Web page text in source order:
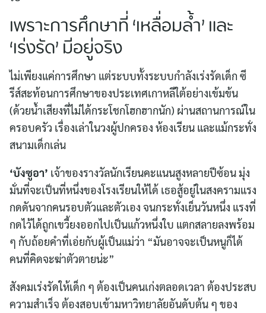
เพราะการศึกษาที่ ‘เหลื่อมล้ำ’ และ
‘เร่งรัด’ มีอยู่จริง
ไม่เพียงแค่การศึกษา แต่ระบบทั้งระบบกำลังเร่งรัดเด็ก ซี
รีส์สะท้อนการศึกษาของประเทศเกาหลีใต้อย่างเข้มข้น
(ด้วยน้ำเสียงที่ไม่ได้กระโชกโฮกฮากนัก) ผ่านสถานการณ์ใน
ครอบครัว เรื่องเล่าในวงผู้ปกครอง ห้องเรียน และแม้กระทั่ง
สนามเด็กเล่น
‘บังซูอา’ เจ้าของรางวัลนักเรียนคะแนนสูงหลายปีซ้อน มุ่ง
มั่นที่จะเป็นที่หนึ่งของโรงเรียนให้ได้ เธอสู้อยู่ในสงครามแรง
กดดันจากคนรอบตัวและตัวเอง จนกระทั่งเย็นวันหนึ่ง แรงที่
กดไว้ได้ถูกเขวี้ยงออกไปเป็นแก้วหนึ่งใบ แตกสลายลงพร้อม
ๆ กับถ้อยคำที่เอ่ยกับผู้เป็นแม่ว่า “มันอาจจะเป็นหนูก็ได้
คนที่คิดจะฆ่าตัวตายน่ะ”
สังคมเร่งรัดให้เด็ก ๆ ต้องเป็นคนเก่งตลอดเวลา ต้องประสบ
ความสำเร็จ ต้องสอบเข้ามหาวิทยาลัยอันดับต้น ๆ ของ